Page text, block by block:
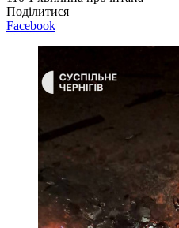
Поділитися
Facebook